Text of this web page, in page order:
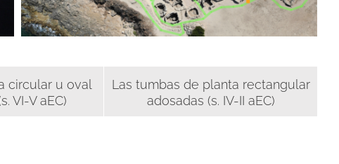
circular u oval
VI-V aEC)
Las tumbas de planta rectangular
adosadas (s. IV-II aEC)